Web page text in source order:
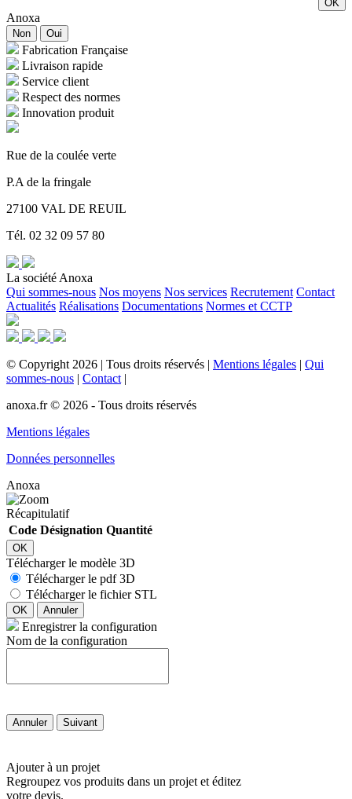
OK
Anoxa
Non Oui
Fabrication Française
Livraison rapide
Service client
Respect des normes
Innovation produit
Rue de la coulée verte
P.A de la fringale
27100 VAL DE REUIL
Tél. 02 32 09 57 80
La société Anoxa
Qui sommes-nous Nos moyens Nos services Recrutement Contact
Actualités Réalisations Documentations Normes et CCTP
© Copyright 2026 | Tous droits réservés | Mentions légales | Qui
sommes-nous | Contact |
anoxa.fr © 2026 - Tous droits réservés
Mentions légales
Données personnelles
Anoxa
Récapitulatif
Code Désignation Quantité
OK
Télécharger le modèle 3D
Télécharger le pdf 3D
Télécharger le fichier STL
OK Annuler
Enregistrer la configuration
Nom de la configuration
Annuler Suivant
Ajouter à un projet
Regroupez vos produits dans un projet et éditez
votre devis.